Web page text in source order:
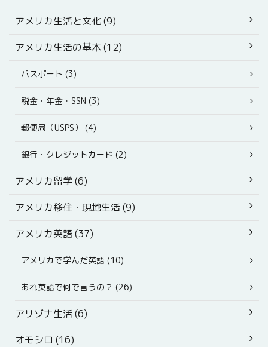
アメリカ生活と文化 (9)
アメリカ生活の基本 (12)
パスポート (3)
税金・年金・SSN (3)
郵便局（USPS） (4)
銀行・クレジットカード (2)
アメリカ留学 (6)
アメリカ移住・現地生活 (9)
アメリカ英語 (37)
アメリカで学んだ英語 (10)
あれ英語で何で言うの？ (26)
アリゾナ生活 (6)
オモシロ (16)